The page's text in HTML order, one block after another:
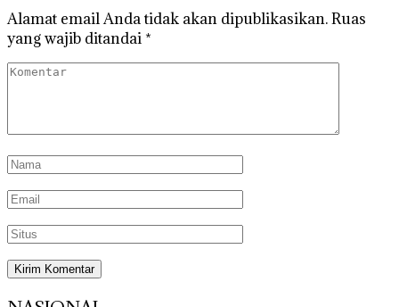
Alamat email Anda tidak akan dipublikasikan.Ruas
yang wajib ditandai *